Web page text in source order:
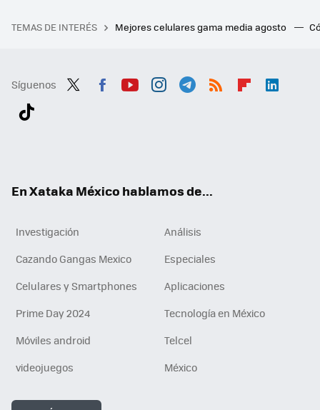
TEMAS DE INTERÉS Mejores celulares gama media agosto
Síguenos
En Xataka México hablamos de...
Investigación
Análisis
Cazando Gangas Mexico
Especiales
Celulares y Smartphones
Aplicaciones
Prime Day 2024
Tecnología en México
Móviles android
Telcel
videojuegos
México